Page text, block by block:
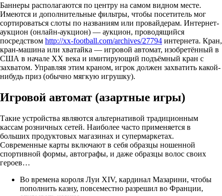
Баннеры располагаются по центру на самом видном месте.
Имеются и дополнительные фильтры, чтобы посетитель мог
сортироваться слоты по названиям или провайдерам. Интернет-
аукцион (онлайн-аукцион) — аукцион, проводящийся
посредством http://xx-football.com/archives/27794 интернета. Кран,
кран-машина или хватайка — игровой автомат, изобретённый в
США в начале XX века и имитирующий подъёмный кран с
захватом. Управляя этим краном, игрок должен захватить какой-
нибудь приз (обычно мягкую игрушку).
Игровой автомат (азартные игры)
Такие устройства являются альтернативой традиционным
кассам розничных сетей. Наиболее часто применяется в
больших продуктовых магазинах и супермаркетах.
Современные карты включают в себя образцы ношенной
спортивной формы, автографы, и даже образцы волос своих
героев…
Во времена короля Луи XIV, кардинал Мазарини, чтобы
пополнить казну, повсеместно разрешил во Франции,